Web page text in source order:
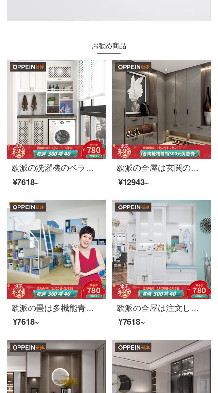
お勧め商品
欧派の洗濯機のベランダの戸棚の単箱は組み合わせてベランダの空間を注文して注文します。
¥7618~
欧派の全屋は玄関のキャビネットを注文して、仕切りの棚の下駄箱のリビングの屏風の棚の仕切りの戸棚は戸棚の玄関のキャビネットの1699/㎡の玄関のキャビネットの首平のシリーズに入ります。
¥12943~
欧派の畳は多機能青少年室の寝室の畳のベッドを注文して前払い金童心のパートナーを注文します。
¥7618~
欧派の全屋は注文して全体の戸棚の下駄箱の玄関の戸棚の入り口の収納ロッカーを注文して前金の前払い金を注文します。
¥7618~